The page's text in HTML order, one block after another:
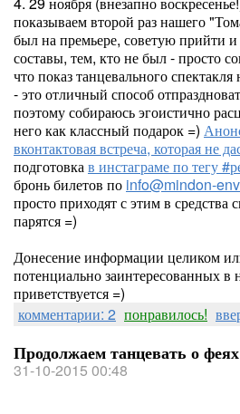
показываем второй раз нашего
был на премьере, советую прийти
составы, тем, кто не был - просто
что показ танцевального
- это отличный способ
поэтому собираюсь эгоистично
него как классный подарок =)
вконтактовая встреча, которая не
подготовкав инстаграме по тегу
бронь билетов по info@mindon-
просто приходят с этим в средства
парятся =)
Донесение информации целиком
потенциально заинтересованных в
приветствуется =)
комментарии: 2 понравилось!
Продолжаем танцевать о феях
31-10-2015 00:48